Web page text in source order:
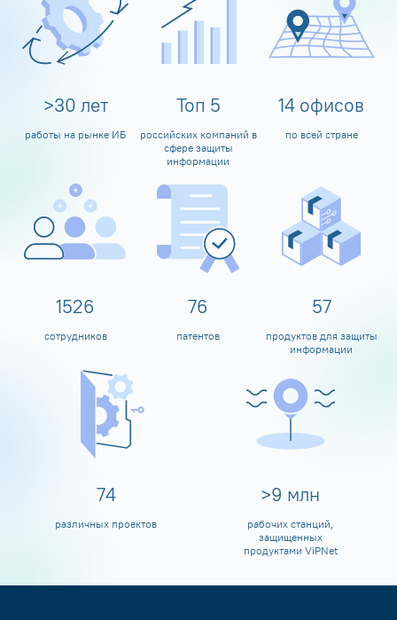
>30 лет
работы на рынке ИБ
Топ 5
российских компаний в
сфере защиты
информации
14 офисов
по всей стране
1600
сотрудников
80
патентов
60
продуктов для защиты
информации
80
различных проектов
>10 млн
рабочих станций,
защищенных
продуктами ViPNet